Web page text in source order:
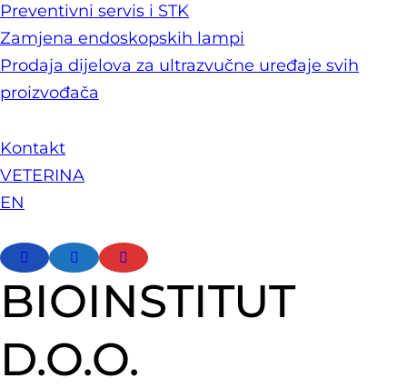
Preventivni servis i STK
Zamjena endoskopskih lampi
Prodaja dijelova za ultrazvučne uređaje svih
proizvođača
Kontakt
VETERINA
EN
facebook-
1
linkedinyoutube
BIOINSTITUT
D.O.O.